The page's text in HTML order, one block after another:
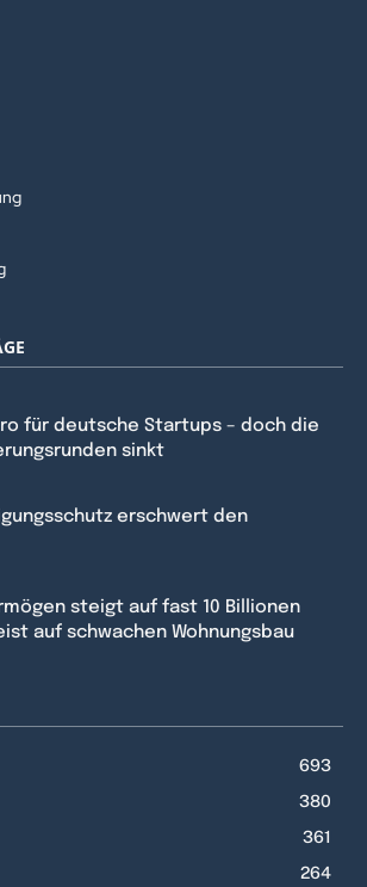
für deutsche Startups – doch die
sinkt
erschwert den
steigt auf fast 10 Billionen
auf schwachen Wohnungsbau
693
380
361
264